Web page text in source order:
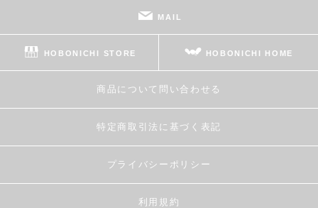
MAIL
HOBONICHI STORE HOBONICHI HOME
商品について問い合わせる
特定商取引法に基づく表記
プライバシーポリシー
利用規約